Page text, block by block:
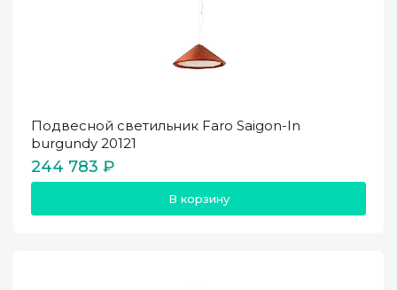
Подвесной светильник Faro Saigon-In
burgundy 20121
244 783 ₽
В корзину